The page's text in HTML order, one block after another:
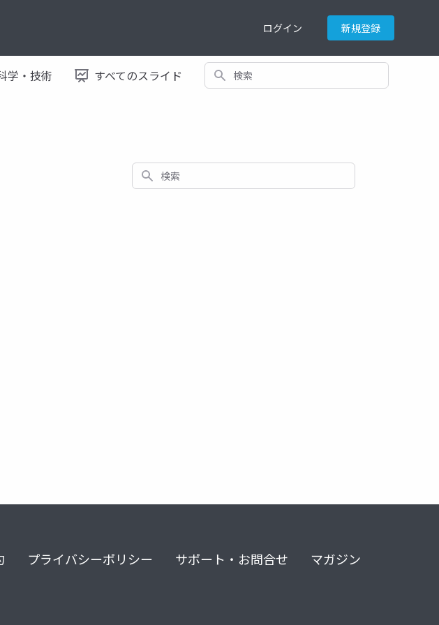
ログイン 新規登録
学・技術 すべてのスライド 検索
検索
プライバシーポリシー サポート・お問合せ マガジン